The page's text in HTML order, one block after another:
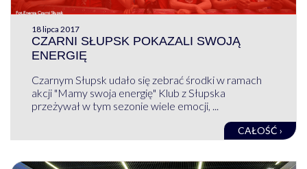
18 lipca 2017
CZARNI SŁUPSK POKAZALI SWOJĄ
ENERGIĘ
Czarnym Słupsk udało się zebrać środki w ramach
akcji "Mamy swoja energię" Klub z Słupska
przeżywał w tym sezonie wiele emocji, ...
CAŁOŚĆ ›